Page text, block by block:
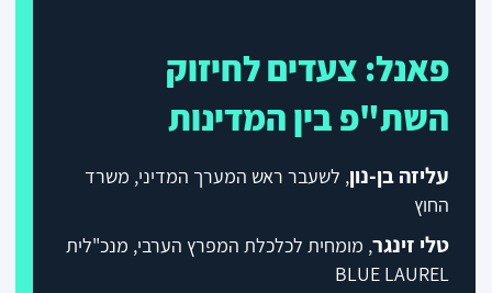
פאנל: צעדים לחיזוק
השת"פ בין המדינות
עליזה בן-נון, לשעבר ראש המערך המדיני, משרד
החוץ
טלי זינגר, מומחית לכלכלת המפרץ הערבי, מנכ"לית
BLUE LAUREL